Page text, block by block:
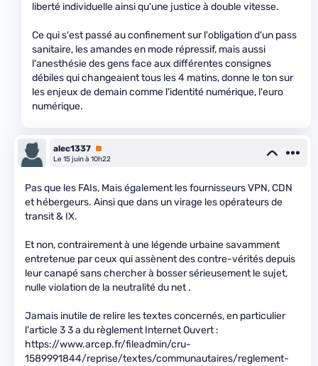
liberté individuelle ainsi qu'une justice à double vitesse.
Ce qui s'est passé au confinement sur l'obligation d'un pass
sanitaire, les amandes en mode répressif, mais aussi
l'anesthésie des gens face aux différentes consignes
débiles qui changeaient tous les 4 matins, donne le ton sur
les enjeux de demain comme l'identité numérique, l'euro
numérique.
alec1337 Premium
Le 15 juin à 10h22
Pas que les FAIs, Mais également les fournisseurs VPN, CDN
et hébergeurs. Ainsi que dans un virage les opérateurs de
transit & IX.
Et non, contrairement à une légende urbaine savamment
entretenue par ceux qui assènent des contre-vérités depuis
leur canapé sans chercher à bosser sérieusement le sujet,
nulle violation de la neutralité du net .
Jamais inutile de relire les textes concernés, en particulier
l'article 3 3 a du règlement Internet Ouvert :
https://www.arcep.fr/fileadmin/cru-
1589991844/reprise/textes/communautaires/reglement-